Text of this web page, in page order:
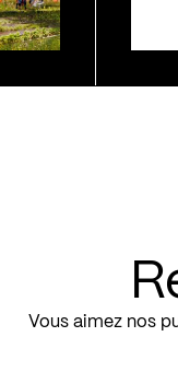
Vous aimez nos